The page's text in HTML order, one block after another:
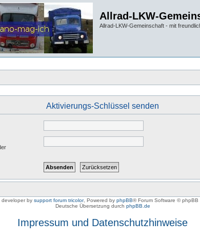
Allrad-LKW-
Allrad-LKW-Gemeinschaft - mit
Aktivierungs-Schlüssel senden
developer by support forum tricolor, Powered by phpBB® Forum Software © phpBB
Deutsche Übersetzung durch phpBB.de
Impressum und Datenschutzhinweise